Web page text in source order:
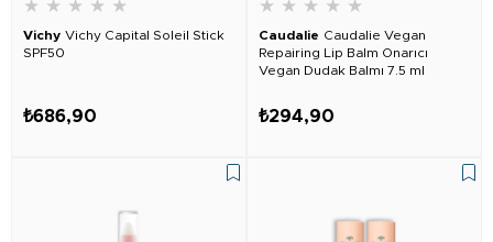
★ ★ ★ ★ ★
Vichy Vichy Capital Soleil Stick
SPF50
₺686,90
★ ★ ★ ★ ★
Caudalie Caudalie Vegan
Repairing Lip Balm Onarıcı
Vegan Dudak Balmı 7.5 ml
₺294,90